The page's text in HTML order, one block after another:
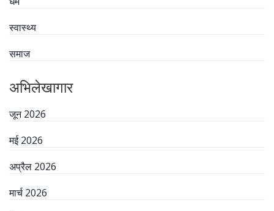
स्वास्थ्य
समाज
अभिलेखागार
जून 2026
मई 2026
अप्रैल 2026
मार्च 2026